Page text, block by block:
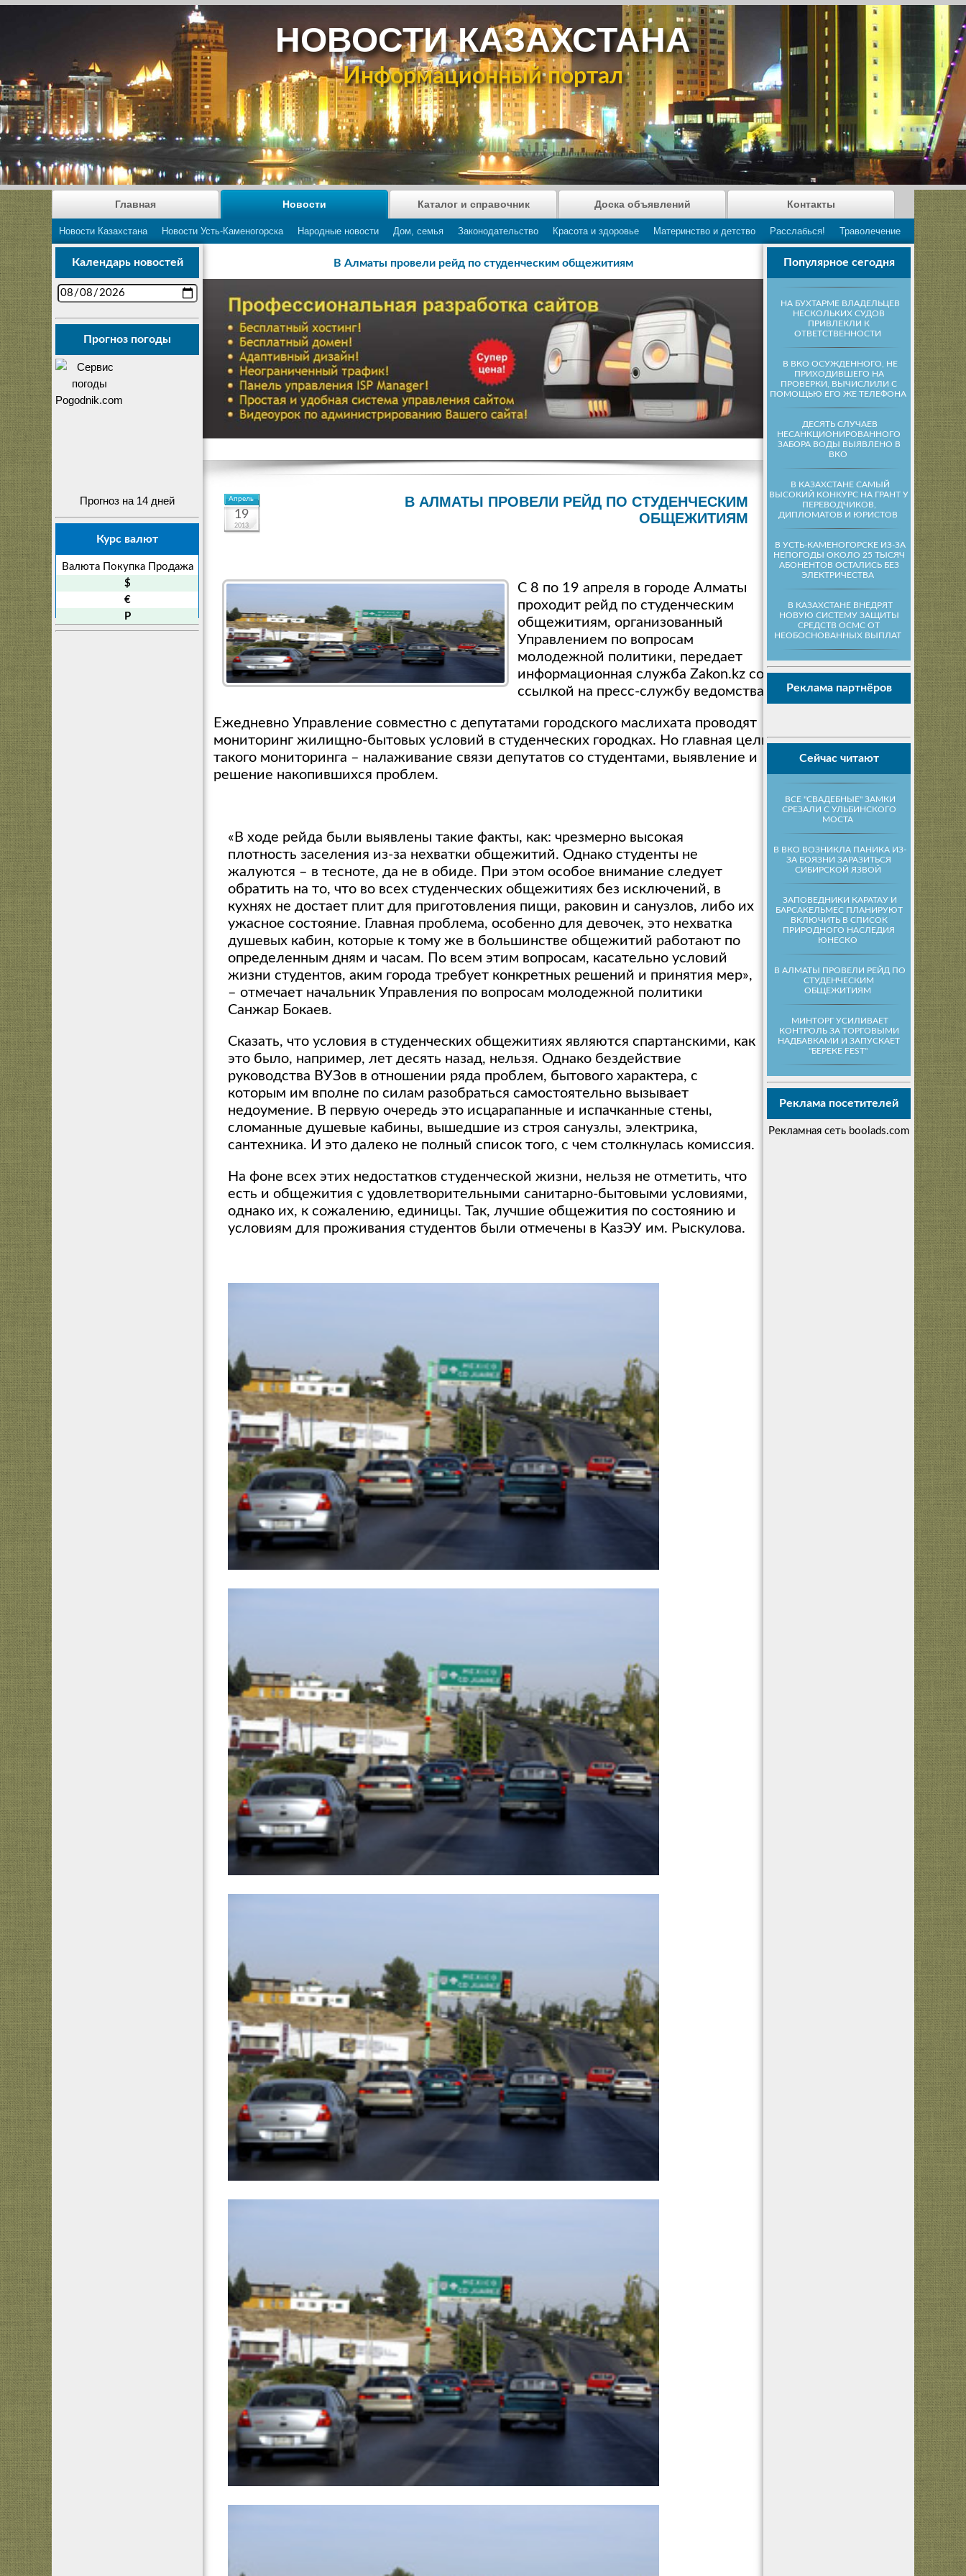
НОВОСТИ КАЗАХСТАНА
Информационный портал
Главная Новости
Новости Казахстана Новости Усть-Каменогорска Народные новости Дом, семья Законодательство Красота и здоровье Материнство и детство Расслабься! Траволечение
Каталог и справочник Доска объявлений Контакты
Популярное сегодня
НА БУХТАРМЕ ВЛАДЕЛЬЦЕВ
НЕСКОЛЬКИХ СУДОВ
ПРИВЛЕКЛИ К
ОТВЕТСТВЕННОСТИ
В ВКО ОСУЖДЕННОГО, НЕ
ПРИХОДИВШЕГО НА
ПРОВЕРКИ, ВЫЧИСЛИЛИ С
ПОМОЩЬЮ ЕГО ЖЕ ТЕЛЕФОНА
ДЕСЯТЬ СЛУЧАЕВ
НЕСАНКЦИОНИРОВАННОГО
ЗАБОРА ВОДЫ ВЫЯВЛЕНО В
ВКО
В КАЗАХСТАНЕ САМЫЙ
ВЫСОКИЙ КОНКУРС НА ГРАНТ У
ПЕРЕВОДЧИКОВ,
ДИПЛОМАТОВ И ЮРИСТОВ
В УСТЬ-КАМЕНОГОРСКЕ ИЗ-ЗА
НЕПОГОДЫ ОКОЛО 25 ТЫСЯЧ
АБОНЕНТОВ ОСТАЛИСЬ БЕЗ
ЭЛЕКТРИЧЕСТВА
В КАЗАХСТАНЕ ВНЕДРЯТ
НОВУЮ СИСТЕМУ ЗАЩИТЫ
СРЕДСТВ ОСМС ОТ
НЕОБОСНОВАННЫХ ВЫПЛАТ
Реклама партнёров
Сейчас читают
ВСЕ "СВАДЕБНЫЕ" ЗАМКИ
СРЕЗАЛИ С УЛЬБИНСКОГО
МОСТА
В ВКО ВОЗНИКЛА ПАНИКА ИЗ-
ЗА БОЯЗНИ ЗАРАЗИТЬСЯ
СИБИРСКОЙ ЯЗВОЙ
ЗАПОВЕДНИКИ КАРАТАУ И
БАРСАКЕЛЬМЕС ПЛАНИРУЮТ
ВКЛЮЧИТЬ В СПИСОК
ПРИРОДНОГО НАСЛЕДИЯ
ЮНЕСКО
В АЛМАТЫ ПРОВЕЛИ РЕЙД ПО
СТУДЕНЧЕСКИМ
ОБЩЕЖИТИЯМ
МИНТОРГ УСИЛИВАЕТ
КОНТРОЛЬ ЗА ТОРГОВЫМИ
НАДБАВКАМИ И ЗАПУСКАЕТ
"БЕРЕКЕ FEST"
Реклама посетителей
Рекламная сеть boolads.com
Календарь новостей
Прогноз погоды
Прогноз на 14 дней
Курс валют
Валюта Покупка
Продажа
$
€
P
В Алматы провели рейд по студенческим общежитиям
Апрель
19
2013
В АЛМАТЫ ПРОВЕЛИ РЕЙД ПО СТУДЕНЧЕСКИМ
ОБЩЕЖИТИЯМ
С 8 по 19 апреля в городе Алматы
проходит рейд по студенческим
общежитиям, организованный
Управлением по вопросам
молодежной политики, передает
информационная служба Zakon.kz со
ссылкой на пресс-службу ведомства.
Ежедневно Управление совместно с депутатами городского маслихата проводят
мониторинг жилищно-бытовых условий в студенческих городках. Но главная цель
такого мониторинга – налаживание связи депутатов со студентами, выявление и
решение накопившихся проблем.
«В ходе рейда были выявлены такие факты, как: чрезмерно высокая
плотность заселения из-за нехватки общежитий. Однако студенты не
жалуются – в тесноте, да не в обиде. При этом особое внимание следует
обратить на то, что во всех студенческих общежитиях без исключений, в
кухнях не достает плит для приготовления пищи, раковин и санузлов, либо их
ужасное состояние. Главная проблема, особенно для девочек, это нехватка
душевых кабин, которые к тому же в большинстве общежитий работают по
определенным дням и часам. По всем этим вопросам, касательно условий
жизни студентов, аким города требует конкретных решений и принятия мер»,
– отмечает начальник Управления по вопросам молодежной политики
Санжар Бокаев.
Сказать, что условия в студенческих общежитиях являются спартанскими, как
это было, например, лет десять назад, нельзя. Однако бездействие
руководства ВУЗов в отношении ряда проблем, бытового характера, с
которым им вполне по силам разобраться самостоятельно вызывает
недоумение. В первую очередь это исцарапанные и испачканные стены,
сломанные душевые кабины, вышедшие из строя санузлы, электрика,
сантехника. И это далеко не полный список того, с чем столкнулась комиссия.
На фоне всех этих недостатков студенческой жизни, нельзя не отметить, что
есть и общежития с удовлетворительными санитарно-бытовыми условиями,
однако их, к сожалению, единицы. Так, лучшие общежития по состоянию и
условиям для проживания студентов были отмечены в КазЭУ им. Рыскулова.